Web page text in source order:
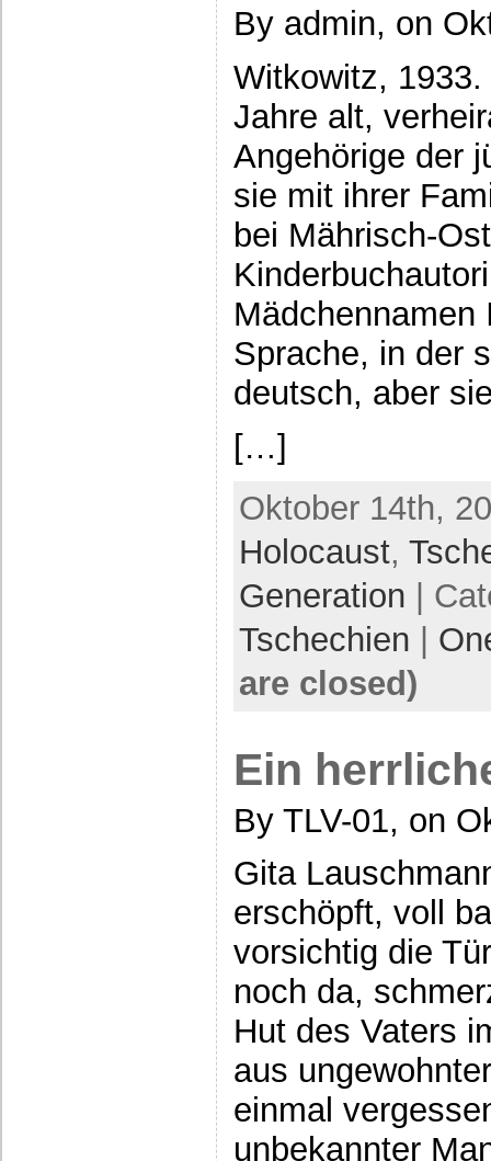
By admin, on
Witkowitz,
Jahre alt,
Angehörige der
sie mit ihrer
bei Mährisch-
Mädchennamen
Sprache, in der
deutsch, aber
[…]
Oktober 14th,
Holocaust,
Generation |
Tschechien |
are closed)
Ein
By TLV-01, on
Gita
erschöpft, voll
vorsichtig die
noch da,
Hut des Vaters
aus
einmal
unbekannter